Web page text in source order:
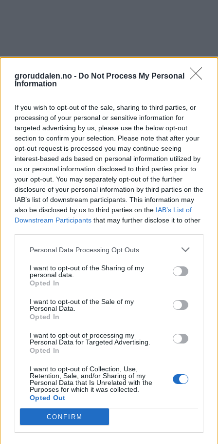
groruddalen.no - Do Not Process My Personal
Information
If you wish to opt-out of the sale, sharing to third parties, or
processing of your personal or sensitive information for
targeted advertising by us, please use the below opt-out
section to confirm your selection. Please note that after your
opt-out request is processed you may continue seeing
interest-based ads based on personal information utilized by
us or personal information disclosed to third parties prior to
your opt-out. You may separately opt-out of the further
disclosure of your personal information by third parties on the
IAB’s list of downstream participants. This information may
also be disclosed by us to third parties on the IAB’s List of
Downstream Participants that may further disclose it to other
Personal Data Processing Opt Outs
I want to opt-out of the Sharing of my
personal data.
Opted In
I want to opt-out of the Sale of my
Personal Data.
Opted In
I want to opt-out of processing my
Personal Data for Targeted Advertising.
Opted In
I want to opt-out of Collection, Use,
Retention, Sale, and/or Sharing of my
Personal Data that Is Unrelated with the
Purposes for which it was collected.
Opted Out
CONFIRM